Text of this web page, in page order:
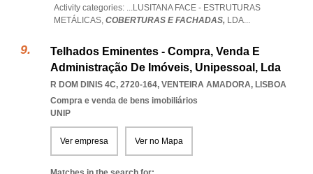
Activity categories: ...LUSITANA FACE - ESTRUTURAS
METÁLICAS, COBERTURAS E FACHADAS, LDA...
Telhados Eminentes - Compra, Venda E
Administração De Imóveis, Unipessoal, Lda
R DOM DINIS 4C, 2720-164, VENTEIRA AMADORA, LISBOA
Compra e venda de bens imobiliários
UNIP
Ver empresa Ver no Mapa